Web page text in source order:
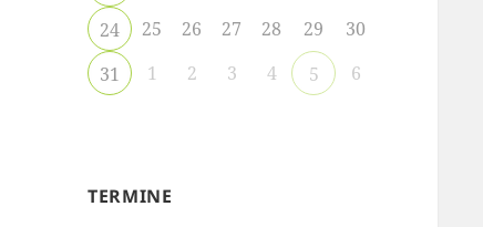
24
25 26 27 28 29
30
31
1 2 3 4 5 6
TERMINE